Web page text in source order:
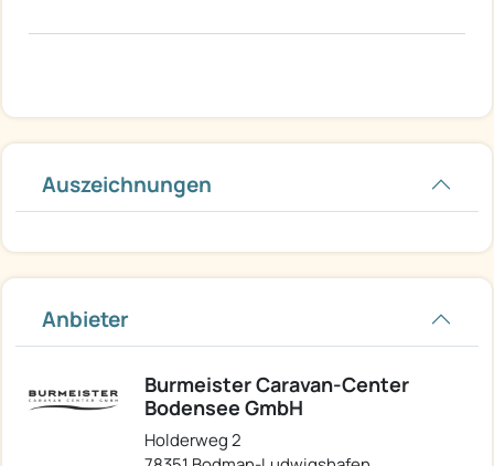
Auszeichnungen
Anbieter
Burmeister Caravan-Center
Bodensee GmbH
Holderweg 2